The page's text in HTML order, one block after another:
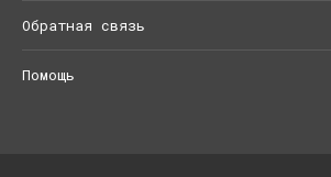
Обратная связь
Помощь